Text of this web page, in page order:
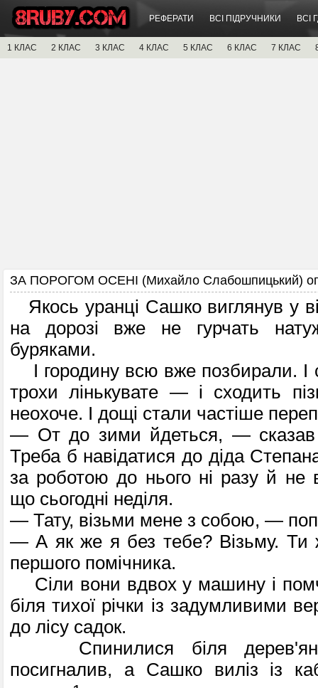
РЕФЕРАТИ ВСІ ПІДРУЧНИКИ ВСІ
1 КЛАС 2 КЛАС 3 КЛАС 4 КЛАС 5 КЛАС 6 КЛАС 7 КЛАС
ЗА ПОРОГОМ ОСЕНІ (Михайло Слабошпицький)
Якось уранці Сашко виглянув у
на дорозі вже не гурчать
буряками.
І городину всю вже позбирали. І
трохи лінькувате — і сходить
неохоче. І дощі стали частіше
— От до зими йдеться, — сказав
Треба б навідатися до діда
за роботою до нього ні разу й не
що сьогодні неділя.
— Тату, візьми мене з собою, —
— А як же я без тебе? Візьму. Ти
пер­шого помічника.
Сіли вони вдвох у машину і
біля тихої річки із задумливими
до лісу садок.
Спинилися біля
посигналив, а Сашко виліз із